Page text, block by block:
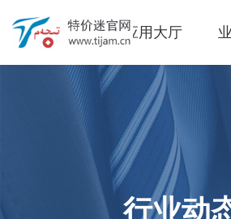
网站首页 应用大厅
行业动态 帮助中心
行业动